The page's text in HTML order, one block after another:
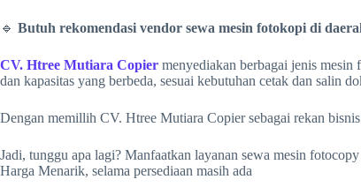
🔹 Butuh rekomendasi vendor sewa mesin fotokopi di
CV. Htree Mutiara Copier menyediakan berbagai jenis
dan kapasitas yang berbeda, sesuai kebutuhan cetak dan salin
Dengan memillih CV. Htree Mutiara Copier sebagai rekan
Jadi, tunggu apa lagi? Manfaatkan layanan sewa mesin
Harga Menarik, selama persediaan masih ada